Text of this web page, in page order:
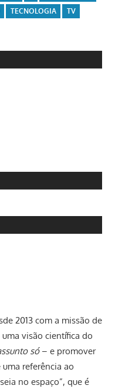
TECNOLOGIA
TV
2013 com a missão de
visão científica do
só– e promover
referência ao
no espaço”, que é